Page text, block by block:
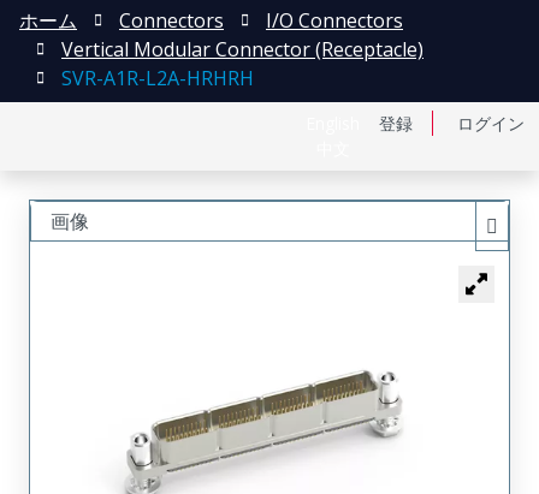
登録 ログイン
ホーム Connectors
I/O Connectors
Vertical Modular Connector (Receptacle)
SVR-A1R-L2A-HRHRH
画像